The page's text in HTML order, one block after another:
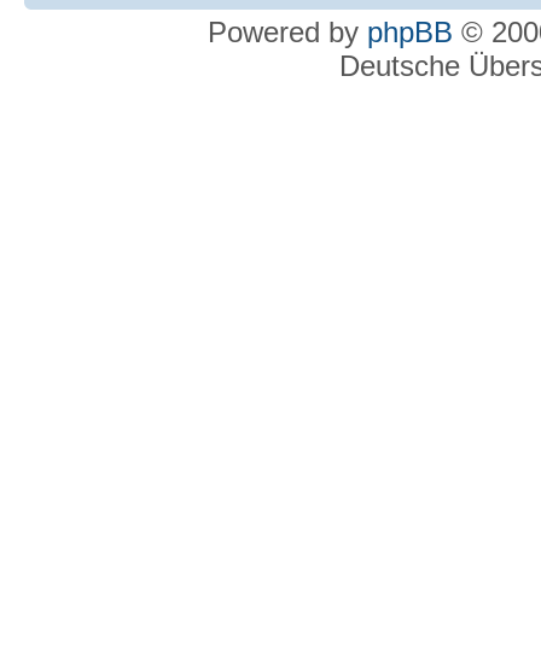
Powered by phpBB ©
Deutsche